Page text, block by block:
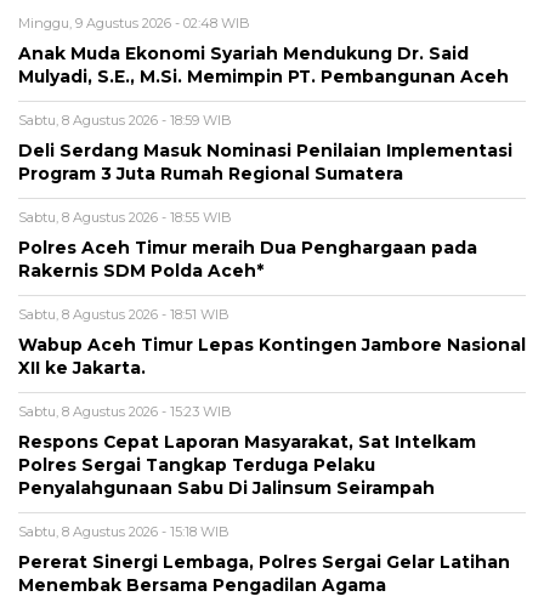
Minggu, 9 Agustus 2026 - 02:48 WIB
Anak Muda Ekonomi Syariah Mendukung Dr. Said
Mulyadi, S.E., M.Si. Memimpin PT. Pembangunan Aceh
Sabtu, 8 Agustus 2026 - 18:59 WIB
Deli Serdang Masuk Nominasi Penilaian Implementasi
Program 3 Juta Rumah Regional Sumatera
Sabtu, 8 Agustus 2026 - 18:55 WIB
Polres Aceh Timur meraih Dua Penghargaan pada
Rakernis SDM Polda Aceh*
Sabtu, 8 Agustus 2026 - 18:51 WIB
Wabup Aceh Timur Lepas Kontingen Jambore Nasional
XII ke Jakarta.
Sabtu, 8 Agustus 2026 - 15:23 WIB
Respons Cepat Laporan Masyarakat, Sat Intelkam
Polres Sergai Tangkap Terduga Pelaku
Penyalahgunaan Sabu Di Jalinsum Seirampah
Sabtu, 8 Agustus 2026 - 15:18 WIB
Pererat Sinergi Lembaga, Polres Sergai Gelar Latihan
Menembak Bersama Pengadilan Agama